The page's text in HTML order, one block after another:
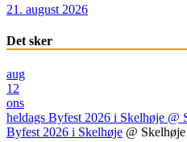
21. august 2026
Det sker
aug
12
ons
heldags Byfest 2026 i Skelhøje @
Byfest 2026 i Skelhøje @ Skelhøje